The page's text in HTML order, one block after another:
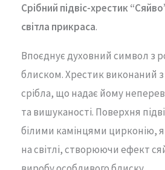
Срібний підвіс-хрестик
світла прикраса.
Впоєднує духовний символ з
блиском. Хрестик виконаний з
срібла, що надає йому
та вишуканості. Поверхня
білими камінцями цирконію,
на світлі, створюючи ефект